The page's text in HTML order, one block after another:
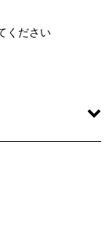
ください